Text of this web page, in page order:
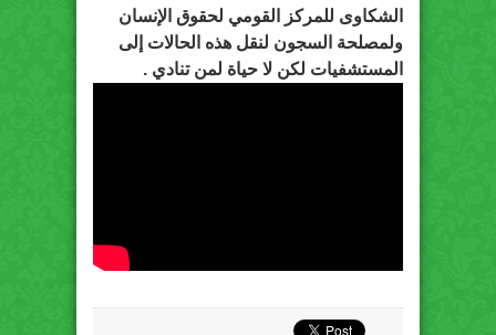
الشكاوى للمركز القومي لحقوق الإنسان
ولمصلحة السجون لنقل هذه الحالات إلى
المستشفيات لكن لا حياة لمن تنادي .